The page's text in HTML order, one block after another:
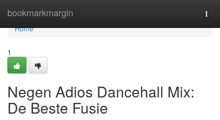
bookmarkmargin
Home
Home
1
Negen Adios Dancehall Mix:
De Beste Fusie